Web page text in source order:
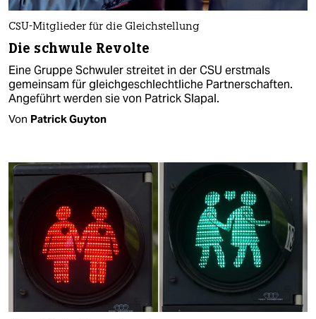
CSU-Mitglieder für die Gleichstellung
Die schwule Revolte
Eine Gruppe Schwuler streitet in der CSU erstmals
gemeinsam für gleichgeschlechtliche Partnerschaften.
Angeführt werden sie von Patrick Slapal.
Von Patrick Guyton